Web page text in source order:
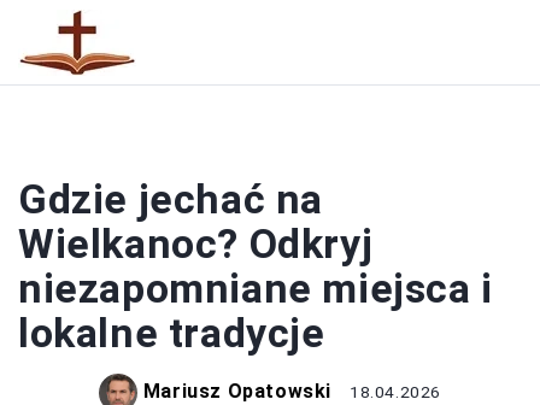
Gdzie jechać na
Wielkanoc? Odkryj
niezapomniane miejsca i
lokalne tradycje
Mariusz Opatowski 18.04.2026